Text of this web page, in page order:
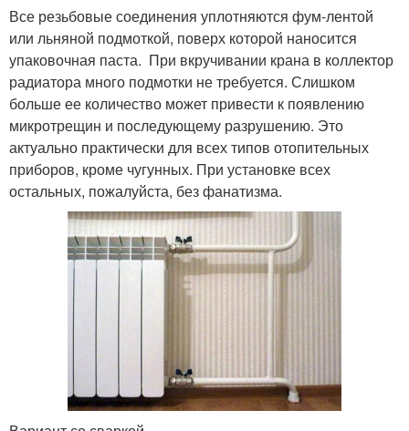
Все резьбовые соединения уплотняются фум-лентой
или льняной подмоткой, поверх которой наносится
упаковочная паста. При вкручивании крана в коллектор
радиатора много подмотки не требуется. Слишком
больше ее количество может привести к появлению
микротрещин и последующему разрушению. Это
актуально практически для всех типов отопительных
приборов, кроме чугунных. При установке всех
остальных, пожалуйста, без фанатизма.